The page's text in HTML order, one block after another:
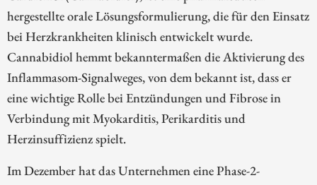
hergestellte orale Lösungsformulierung, die für den Einsatz
bei Herzkrankheiten klinisch entwickelt wurde.
Cannabidiol hemmt bekanntermaßen die Aktivierung des
Inflammasom-Signalweges, von dem bekannt ist, dass er
eine wichtige Rolle bei Entzündungen und Fibrose in
Verbindung mit Myokarditis, Perikarditis und
Herzinsuffizienz spielt.
Im Dezember hat das Unternehmen eine Phase-2-